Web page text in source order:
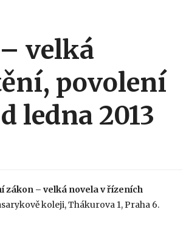
velká
povolení
ledna 2013
zákon – velká novela v řízeních
koleji, Thákurova 1, Praha 6.